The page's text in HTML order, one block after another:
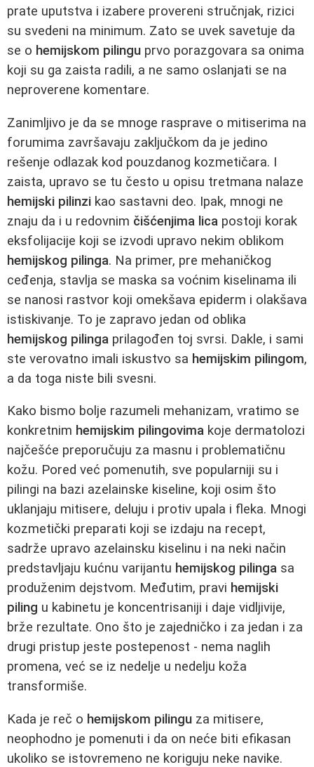
prate uputstva i izabere provereni stručnjak, rizici
su svedeni na minimum. Zato se uvek savetuje da
se o hemijskom pilingu prvo porazgovara sa onima
koji su ga zaista radili, a ne samo oslanjati se na
neproverene komentare.
Zanimljivo je da se mnoge rasprave o mitiserima na
forumima završavaju zaključkom da je jedino
rešenje odlazak kod pouzdanog kozmetičara. I
zaista, upravo se tu često u opisu tretmana nalaze
hemijski pilinzi kao sastavni deo. Ipak, mnogi ne
znaju da i u redovnim čišćenjima lica postoji korak
eksfolijacije koji se izvodi upravo nekim oblikom
hemijskog pilinga. Na primer, pre mehaničkog
ceđenja, stavlja se maska sa voćnim kiselinama ili
se nanosi rastvor koji omekšava epiderm i olakšava
istiskivanje. To je zapravo jedan od oblika
hemijskog pilinga prilagođen toj svrsi. Dakle, i sami
ste verovatno imali iskustvo sa hemijskim pilingom,
a da toga niste bili svesni.
Kako bismo bolje razumeli mehanizam, vratimo se
konkretnim hemijskim pilingovima koje dermatolozi
najčešće preporučuju za masnu i problematičnu
kožu. Pored već pomenutih, sve popularniji su i
pilingi na bazi azelainske kiseline, koji osim što
uklanjaju mitisere, deluju i protiv upala i fleka. Mnogi
kozmetički preparati koji se izdaju na recept,
sadrže upravo azelainsku kiselinu i na neki način
predstavljaju kućnu varijantu hemijskog pilinga sa
produženim dejstvom. Međutim, pravi hemijski
piling u kabinetu je koncentrisaniji i daje vidljivije,
brže rezultate. Ono što je zajedničko i za jedan i za
drugi pristup jeste postepenost - nema naglih
promena, već se iz nedelje u nedelju koža
transformiše.
Kada je reč o hemijskom pilingu za mitisere,
neophodno je pomenuti i da on neće biti efikasan
ukoliko se istovremeno ne koriguju neke navike.